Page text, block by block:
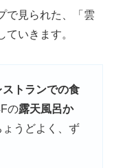
で見られた、「雲
ていきます。
トランでの食
の露天風呂か
うどよく、ず